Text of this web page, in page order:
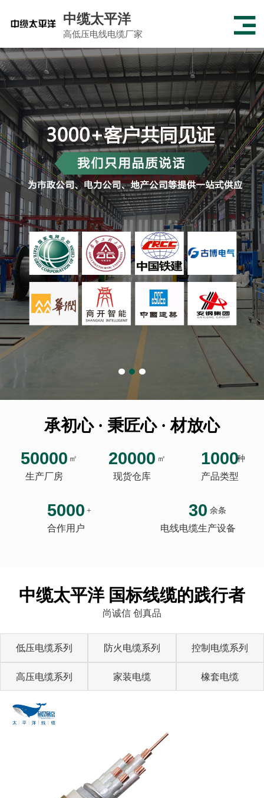
中缆太平洋
高低压电线电缆厂家
承初心 · 秉匠心 · 材放心
50000 ㎡
生产厂房
20000 ㎡
现货仓库
1000种
产品类型
5000 +
合作用户
30 余条
电线电缆生产设备
中缆太平洋 国标线缆的践行者
尚诚信 创真品
低压电缆系列 防火电缆系列 控制电缆系列
高压电缆系列 家装电缆 橡套电缆